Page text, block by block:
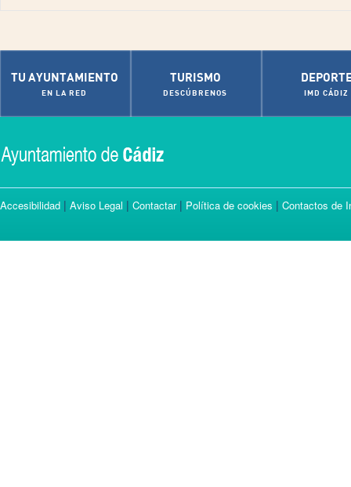
TU AYUNTAMIENTO
EN LA RED
TURISMO
DESCÚBRENOS IMD CÁDIZ
Accesibilidad | Aviso Legal | Contactar| Política de cookies | Contactos de